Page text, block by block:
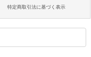
特定商取引法に基づく表示